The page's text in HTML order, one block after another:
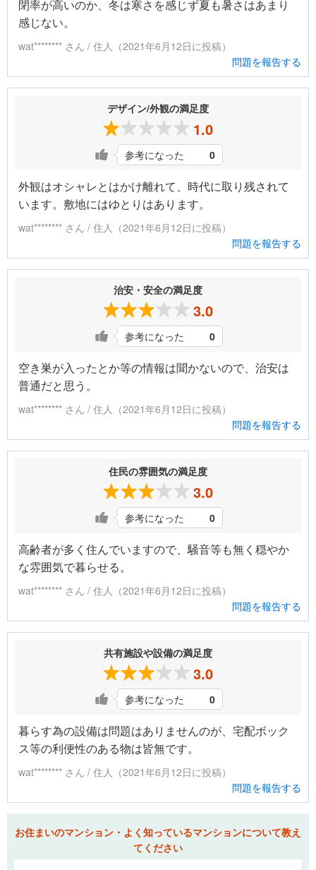
閉率が高いのか、冬は寒さを感じず夏も暑さはあまり
感じない。
wat******** さん / 住人（2021年6月12日に投稿）
問題を報告する
デザイン/外観の満足度
1.0
参考になった 0
外観はオシャレとはかけ離れて、時代に取り残されて
います。敷地にはゆとりはあります。
wat******** さん / 住人（2021年6月12日に投稿）
問題を報告する
治安・安全の満足度
3.0
参考になった 0
空き巣が入ったとか等の情報は聞かないので、治安は
普通だと思う。
wat******** さん / 住人（2021年6月12日に投稿）
問題を報告する
住民の雰囲気の満足度
3.0
参考になった 0
高齢者が多く住んでいますので、騒音等も無く穏やか
な雰囲気で暮らせる。
wat******** さん / 住人（2021年6月12日に投稿）
問題を報告する
共有施設や設備の満足度
3.0
参考になった 0
暮らす為の設備は問題はありませんのが、宅配ボック
ス等の利便性のある物は皆無です。
wat******** さん / 住人（2021年6月12日に投稿）
問題を報告する
お住まいのマンション・よく知っているマンションについて教え
てください